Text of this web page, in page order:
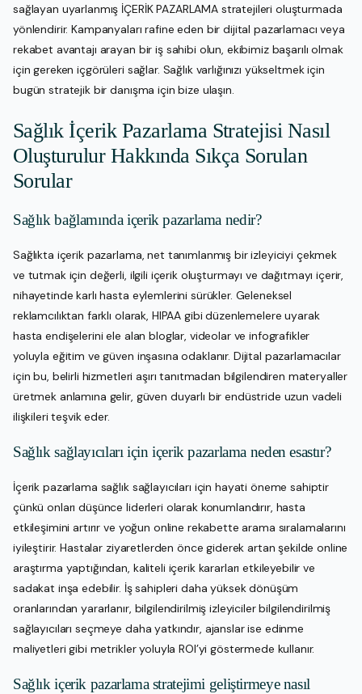
sağlayan uyarlanmış İÇERİK PAZARLAMA stratejileri oluşturmada
yönlendirir. Kampanyaları rafine eden bir dijital pazarlamacı veya
rekabet avantajı arayan bir iş sahibi olun, ekibimiz başarılı olmak
için gereken içgörüleri sağlar. Sağlık varlığınızı yükseltmek için
bugün stratejik bir danışma için bize ulaşın.
Sağlık İçerik Pazarlama Stratejisi Nasıl
Oluşturulur Hakkında Sıkça Sorulan
Sorular
Sağlık bağlamında içerik pazarlama nedir?
Sağlıkta içerik pazarlama, net tanımlanmış bir izleyiciyi çekmek
ve tutmak için değerli, ilgili içerik oluşturmayı ve dağıtmayı içerir,
nihayetinde karlı hasta eylemlerini sürükler. Geleneksel
reklamcılıktan farklı olarak, HIPAA gibi düzenlemelere uyarak
hasta endişelerini ele alan bloglar, videolar ve infografikler
yoluyla eğitim ve güven inşasına odaklanır. Dijital pazarlamacılar
için bu, belirli hizmetleri aşırı tanıtmadan bilgilendiren materyaller
üretmek anlamına gelir, güven duyarlı bir endüstride uzun vadeli
ilişkileri teşvik eder.
Sağlık sağlayıcıları için içerik pazarlama neden esastır?
İçerik pazarlama sağlık sağlayıcıları için hayati öneme sahiptir
çünkü onları düşünce liderleri olarak konumlandırır, hasta
etkileşimini artırır ve yoğun online rekabette arama sıralamalarını
iyileştirir. Hastalar ziyaretlerden önce giderek artan şekilde online
araştırma yaptığından, kaliteli içerik kararları etkileyebilir ve
sadakat inşa edebilir. İş sahipleri daha yüksek dönüşüm
oranlarından yararlanır, bilgilendirilmiş izleyiciler bilgilendirilmiş
sağlayıcıları seçmeye daha yatkındır, ajanslar ise edinme
maliyetleri gibi metrikler yoluyla ROI’yi göstermede kullanır.
Sağlık içerik pazarlama stratejimi geliştirmeye nasıl